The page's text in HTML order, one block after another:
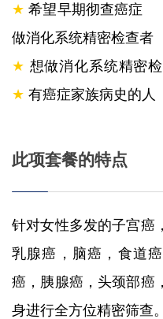
★希望早期
做消化系统精密检查者
★ 想做消化系
★ 有癌症家族病史的人
此项套餐的特点
针对女性多发的子宫癌
乳腺癌，脑癌，食道
癌，胰腺癌，头颈部癌
身进行全方位精密筛查。